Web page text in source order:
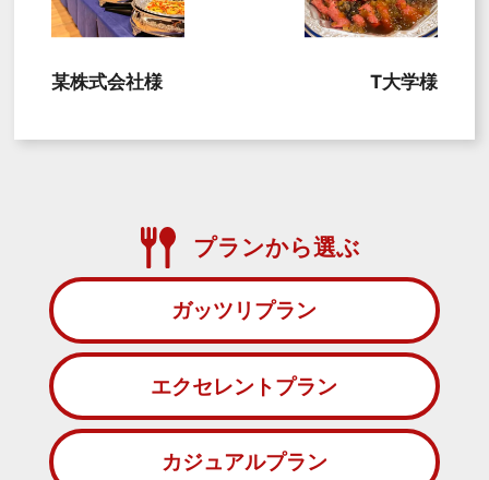
某株式会社様 T大学様
プランから選ぶ
ガッツリプラン
エクセレントプラン
カジュアルプラン